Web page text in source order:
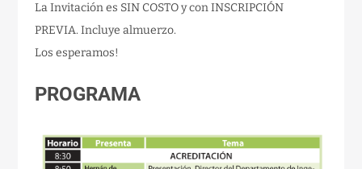
La Invitación es SIN COSTO y con INSCRIPCIÓN
PREVIA. Incluye almuerzo.
Los esperamos!
PROGRAMA